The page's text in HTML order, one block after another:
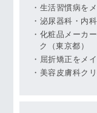
生活習慣病を
泌尿器科・内
化粧品メーカ
ク（東京都）
屈折矯正をメ
美容皮膚科ク